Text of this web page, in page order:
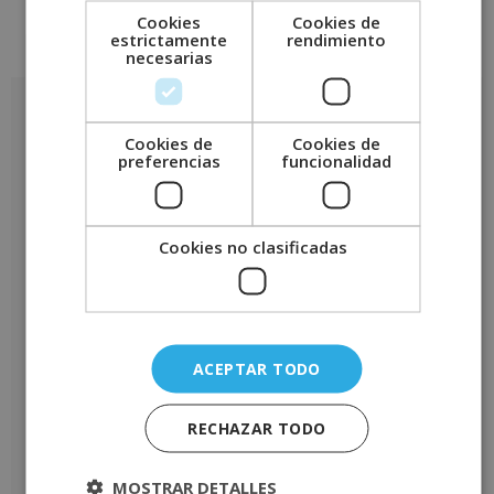
Valoraciones (0)
No hay valoraciones aún.
Sé el primero en valorar “Experto en Inteligencia Artificial
Aplicada a Recursos Humanos -Diploma Autentificado por
Tu valoración*
Cookies
estrictamente
necesarias
Cookies de
rendimiento
Cookies de
preferencias
Cookies de
funcionalidad
Cookies no clasificadas
ACEPTAR TODO
RECHAZAR TODO
MOSTRAR DETALLES